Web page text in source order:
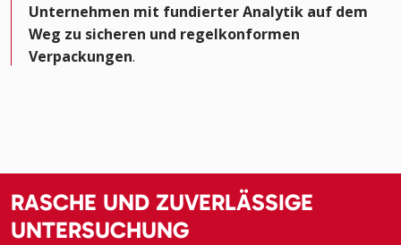
Unternehmen mit fundierter Analytik auf dem
Weg zu sicheren und regelkonformen
Verpackungen.
RASCHE UND ZUVERLÄSSIGE
UNTERSUCHUNG